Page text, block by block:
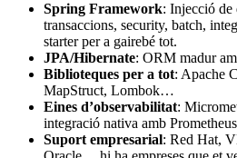
Spring Framework: Injecció de
transaccions, security, batch,
starter per a gairebé tot.
JPA/Hibernate: ORM madur
Biblioteques per a tot: Apache
MapStruct, Lombok…
Eines d’observabilitat:
integració nativa amb
Suport empresarial: Red Hat,